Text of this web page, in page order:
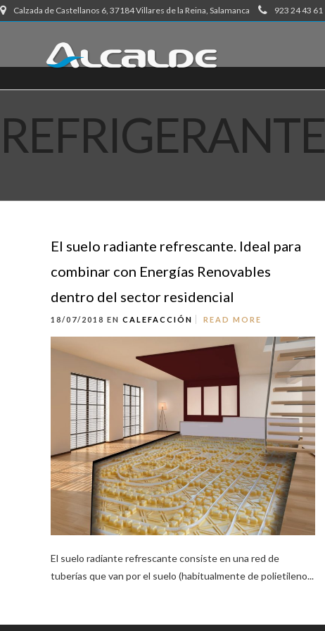
Calzada de Castellanos 6, 37184 Villares de la Reina, Salamanca 923 24 43 61
REFRIGERANTE
El suelo radiante refrescante. Ideal para
combinar con Energías Renovables
dentro del sector residencial
18/07/2018 ENCALEFACCIÓN READ MORE
El suelo radiante refrescante consiste en una red de
tuberías que van por el suelo (habitualmente de polietileno...